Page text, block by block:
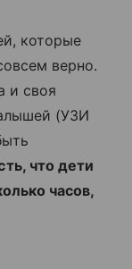
которые
верно.
и своя
(УЗИ
что дети
часов,